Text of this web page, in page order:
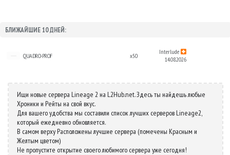
БЛИЖАЙШИЕ 10 ДНЕЙ:
QUADRO-PROF x50
Interlude
14.08.2026
Ищи новые сервера Lineage 2 на L2Hub.net. Здесь ты найдешь любые
Хроники и Рейты на свой вкус.
Для вашего удобства мы составили список лучших серверов Lineage2,
который ежедневно обновляется.
В самом верху Расположены лучшие сервера (помечены Красным и
Желтым цветом)
Не пропустите открытие своего любимого сервера уже сегодня!